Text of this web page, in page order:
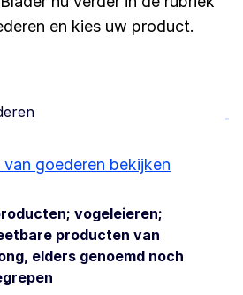
en kies uw product.
goederen bekijken
vogeleieren;
producten van
elders genoemd noch